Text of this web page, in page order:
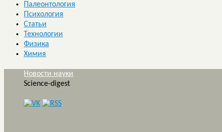
Палеонтология
Психология
Статьи
Технологии
Физика
Химия
Новости науки
Science-digest